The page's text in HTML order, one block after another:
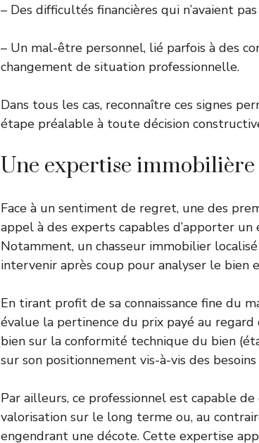
– Des difficultés financières qui n’avaient
– Un mal-être personnel, lié parfois à des
changement de situation professionnelle.
Dans tous les cas, reconnaître ces signes
étape préalable à toute décision
Une expertise
Face à un sentiment de regret, une des
appel à des experts capables d’apporter
Notamment, un chasseur immobilier
intervenir après coup pour analyser le bien
En tirant profit de sa connaissance fine du
évalue la pertinence du prix payé au regard
bien sur la conformité technique du bien
sur son positionnement vis-à-vis des
Par ailleurs, ce professionnel est capable
valorisation sur le long terme ou, au
engendrant une décote. Cette expertise